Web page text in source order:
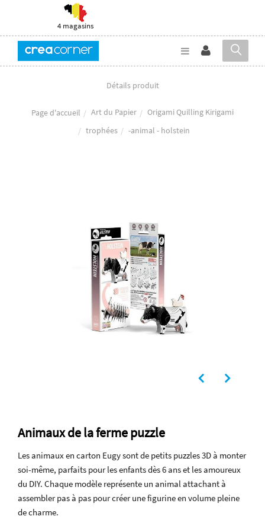
4 magasins
Détails produit
Page d'accueil Art du Papier
Origami Quilling Kirigami
trophées
-animal - holstein
Animaux de la ferme puzzle
Les animaux en carton Eugy sont de petits puzzles 3D à monter
soi-même, parfaits pour les enfants dès 6 ans et les amoureux
du DIY. Chaque modèle représente un animal attachant à
assembler pas à pas pour créer une figurine en volume pleine
de charme.